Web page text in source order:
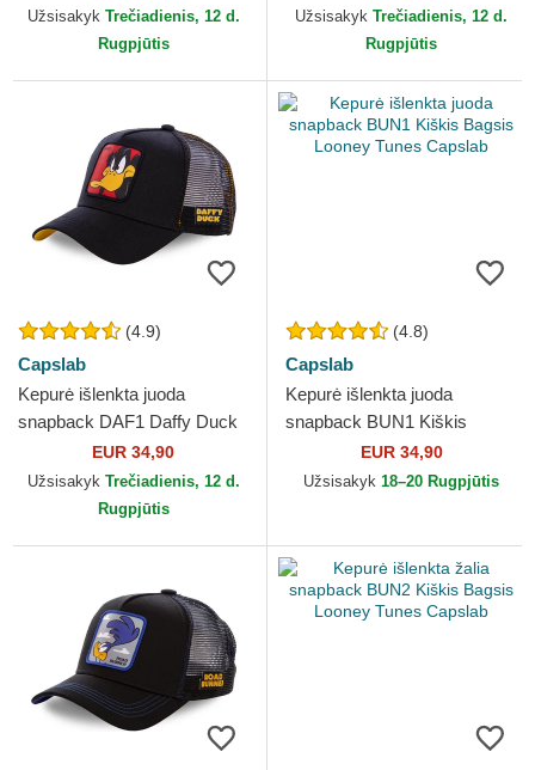
Capslab
Užsisakyk Trečiadienis, 12 d.
Rugpjūtis
Užsisakyk Trečiadienis, 12 d.
Rugpjūtis
(4.9)
Capslab
Kepurė išlenkta juoda
snapback DAF1 Daffy Duck
Looney Tunes Capslab
EUR 34,90
Užsisakyk Trečiadienis, 12 d.
Rugpjūtis
(4.8)
Capslab
Kepurė išlenkta juoda
snapback BUN1 Kiškis
Bagsis Looney Tunes
Capslab
EUR 34,90
Užsisakyk 18–20 Rugpjūtis